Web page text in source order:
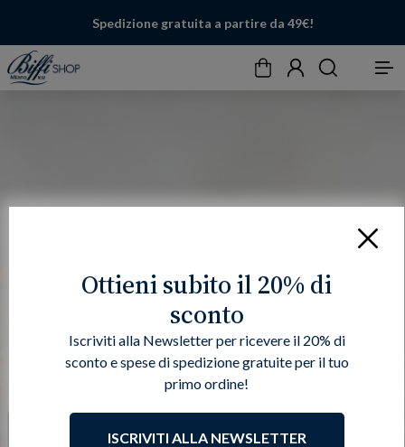
Spedizione gratuita a partire da 49€!
CarrelloAccountCerca Menu
Chiudi
Ottieni subito il 20% di
sconto
Iscriviti alla Newsletter per ricevere il 20% di
sconto e spese di spedizione gratuite per il tuo
primo ordine!
ISCRIVITI ALLA NEWSLETTER